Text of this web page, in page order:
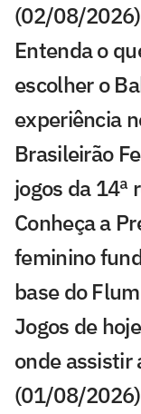
(02/08/2026)
Entenda o
escolher o
experiência
Brasileirão
jogos da 14ª
Conheça a
feminino
base do
Jogos de
onde assistir
(01/08/2026)